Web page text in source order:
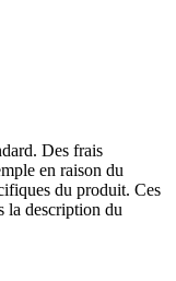
Des frais
en raison du
du produit. Ces
la description du